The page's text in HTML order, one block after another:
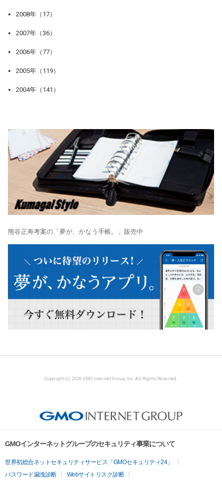
2008年（17）
2007年（36）
2006年（77）
2005年（119）
2004年（141）
熊谷正寿考案の「夢が、かなう手帳。」販売中
Copyright (c) 2026 GMO Internet Group, Inc. All Rights Reserved.
GMOインターネットグループのセキュリティ事業について
世界初総合ネットセキュリティサービス「GMOセキュリティ24」
パスワード漏洩診断
Webサイトリスク診断